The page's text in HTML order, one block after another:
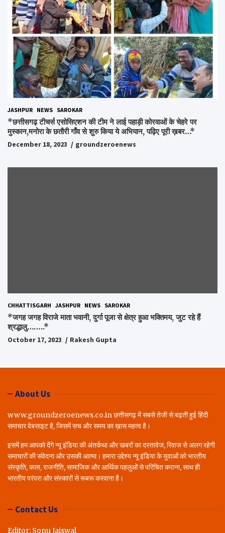
JASHPUR NEWS SAROKAR
*छत्तीसगढ़ टीचर्स एसोसिएशन की टीम ने लाई पहाड़ी कोरवाओं के चेहरे पर
मुस्कान,मनोरा के छतौरी गाँव से शुरु किया ये अभियान, पढ़िए पूरी ख़बर…*
December 18, 2023 groundzeroenews
CHHATTISGARH JASHPUR NEWS SAROKAR
*जगह जगह विराजे माता भवानी, दुर्गा पूजा से क्षेत्र हुआ भक्तिमय, जुट रहे हैं
श्रद्धालु……..*
October 17, 2023 Rakesh Gupta
About Us
www.groundzeroenews.co.in छत्तीसगढ़ में सबसे तेजी से बढ़ती हुई हिंदी
समाचार वेबसाइट है, जिसमें सच और समय का ख़ास महत्व है।
इसमें हम आपको देंगे न्यू इंडिया की अंतर्कथा और खबरों का दस्तावेज, रिवाज से अलग रहेगी
समाचारों की संवेदना और उसकी आत्मा। हमारा उद्देश्य न्यू इंडिया के युवाओं को भारतीय
संस्कृति, कला, राजनीति, सामाजिक और आर्थिक पहलुओं से परिचित कराना, साथ ही
भारतीय परंपरा और संस्कारों से रूबरू करवाना है।
Contact Us
Editor: Sonu Jaiswal